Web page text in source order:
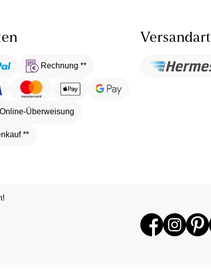
Rechnung **
Online-Überweisung
**
Versandart